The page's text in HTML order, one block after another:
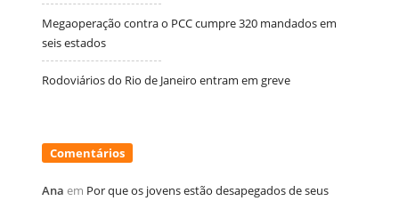
Megaoperação contra o PCC cumpre 320 mandados em
seis estados
Rodoviários do Rio de Janeiro entram em greve
Comentários
Ana em Por que os jovens estão desapegados de seus